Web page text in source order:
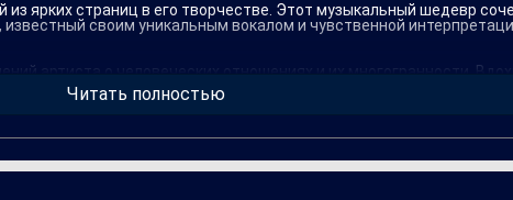
ярких страниц в его творчестве. Этот музыкальный шедевр
своим уникальным вокалом и чувственной
артиста о человеческих отношениях и их многогранности.
все оттенки чувств в этом произведении. Песня быстро
Читать полностью